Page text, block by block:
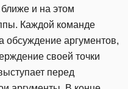
и на этом
Каждой команде
обсуждение аргументов,
своей точки
перед